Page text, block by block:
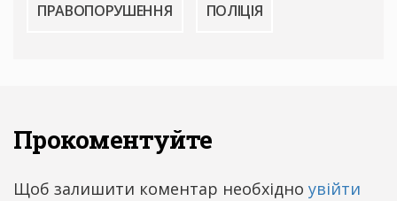
ПРАВОПОРУШЕННЯ ПОЛІЦІЯ
Прокоментуйте
Щоб залишити коментар необхідно увійти